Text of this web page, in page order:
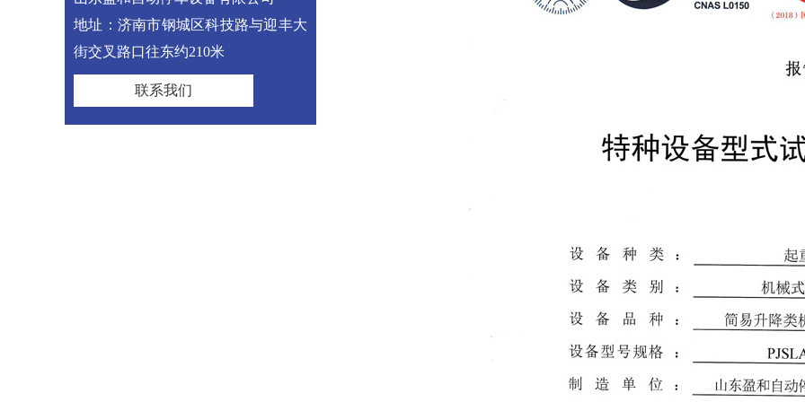
地址：济南市钢城区科技路与迎丰大
街交叉路口往东约210米
联系我们